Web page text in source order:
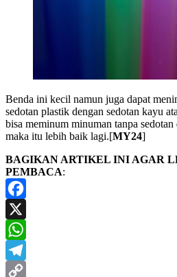
Benda ini kecil namun juga dapat
sedotan plastik dengan sedotan kayu
bisa meminum minuman tanpa
maka itu lebih baik lagi.[MY24]
BAGIKAN ARTIKEL INI AGAR
PEMBACA:
Facebook
X
WhatsApp
Telegram